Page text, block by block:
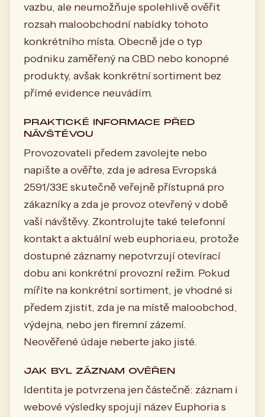
vazbu, ale neumožňuje spolehlivě ověřit
rozsah maloobchodní nabídky tohoto
konkrétního místa. Obecně jde o typ
podniku zaměřený na CBD nebo konopné
produkty, avšak konkrétní sortiment bez
přímé evidence neuvádím.
PRAKTICKÉ INFORMACE PŘED
NÁVŠTĚVOU
Provozovateli předem zavolejte nebo
napište a ověřte, zda je adresa Evropská
2591/33E skutečně veřejně přístupná pro
zákazníky a zda je provoz otevřený v době
vaší návštěvy. Zkontrolujte také telefonní
kontakt a aktuální web euphoria.eu, protože
dostupné záznamy nepotvrzují otevírací
dobu ani konkrétní provozní režim. Pokud
míříte na konkrétní sortiment, je vhodné si
předem zjistit, zda je na místě maloobchod,
výdejna, nebo jen firemní zázemí.
Neověřené údaje neberte jako jisté.
JAK BYL ZÁZNAM OVĚŘEN
Identita je potvrzena jen částečně: záznam i
webové výsledky spojují název Euphoria s